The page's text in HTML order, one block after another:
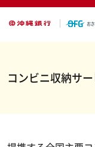
コンビニ収納サ